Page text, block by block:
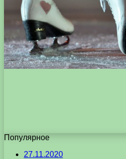
Популярное
27.11.2020